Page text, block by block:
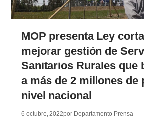
MOP presenta Ley
mejorar gestión de
Sanitarios Rurales que
a más de 2 millones de
nivel nacional
6 octubre, 2022por Departamento Prensa